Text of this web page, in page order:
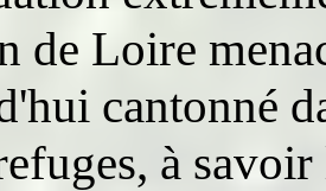
de Loire
cantonné
à